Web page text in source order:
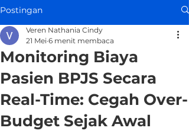
Postingan
Monitoring Biaya
Pasien BPJS Secara
Real-Time: Cegah Over-
Budget Sejak Awal
Veren Nathania Cindy
21 Mei 6 menit membaca